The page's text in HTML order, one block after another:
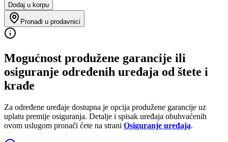
Dodaj u korpu
Pronađi u prodavnici
Mogućnost produžene garancije ili
osiguranje određenih uređaja od štete i
krađe
Za određene uređaje dostupna je opcija produžene garancije uz
uplatu premije osiguranja. Detalje i spisak uređaja obuhvaćenih
ovom uslugom pronaći ćete na strani Osiguranje uređaja.